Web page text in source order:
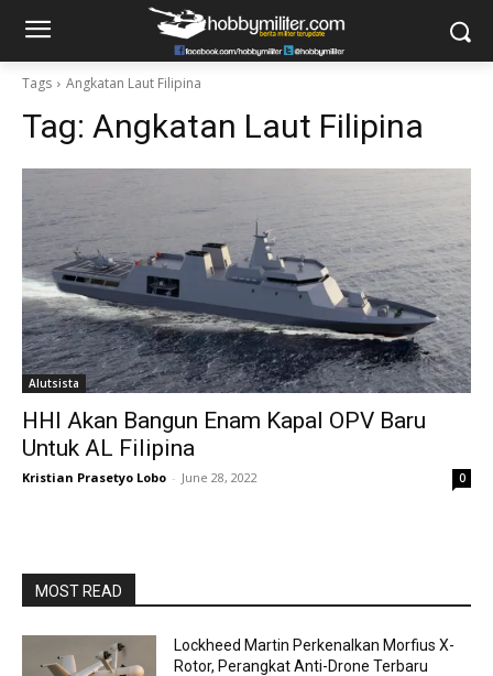
Tags Angkatan Laut Filipina
Tag: Angkatan Laut Filipina
Alutsista
HHI Akan Bangun Enam Kapal OPV Baru
Untuk AL Filipina
Kristian Prasetyo Lobo - June 28, 2022 0
MOST READ
Lockheed Martin Perkenalkan Morfius X-
Rotor, Perangkat Anti-Drone Terbaru